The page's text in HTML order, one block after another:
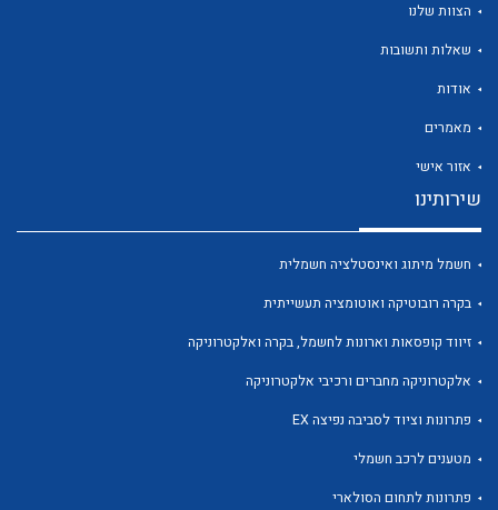
לכל מוצרי היצרן
לכל מוצרי היצרן
לכל מוצרי היצרן
הצוות שלנו
שאלות ותשובות
אודות
מאמרים
אזור אישי
שירותינו
חשמל מיתוג ואינסטלציה חשמלית
בקרה רובוטיקה ואוטומציה תעשייתית
זיווד קופסאות וארונות לחשמל, בקרה ואלקטרוניקה
אלקטרוניקה מחברים ורכיבי אלקטרוניקה
פתרונות וציוד לסביבה נפיצה EX
מטענים לרכב חשמלי
פתרונות לתחום הסולארי